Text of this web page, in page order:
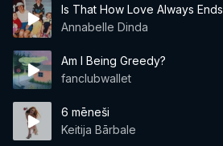
Is That How Love Always Ends
Annabelle Dinda
Am I Being Greedy?
fanclubwallet
6 mēneši
Keitija Bārbale